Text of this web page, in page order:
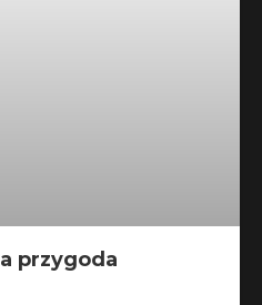
przygoda